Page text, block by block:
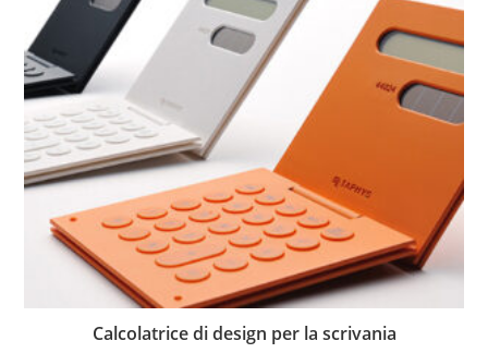
Calcolatrice di design per la scrivania